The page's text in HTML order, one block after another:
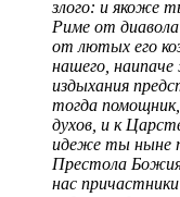
злого: и якоже
Риме от диавола
от лютых его
нашего, наипаче
издыхания
тогда
духов, и к
идеже ты ныне
Престола
нас